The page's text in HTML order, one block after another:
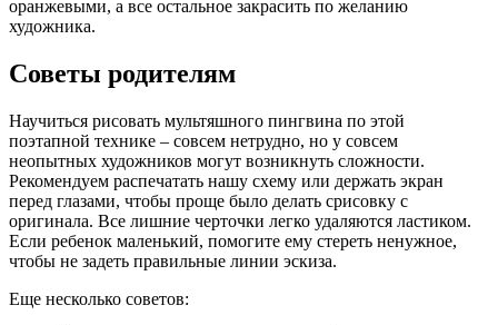
оранжевыми, а все остальное закрасить по желанию
художника.
Советы родителям
Научиться рисовать мультяшного пингвина по этой
поэтапной технике – совсем нетрудно, но у совсем
неопытных художников могут возникнуть сложности.
Рекомендуем распечатать нашу схему или держать экран
перед глазами, чтобы проще было делать срисовку с
оригинала. Все лишние черточки легко удаляются ластиком.
Если ребенок маленький, помогите ему стереть ненужное,
чтобы не задеть правильные линии эскиза.
Еще несколько советов: